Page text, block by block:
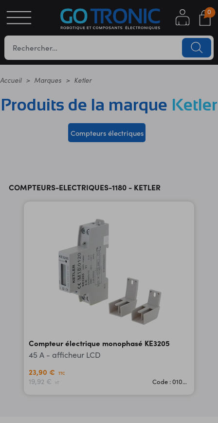
0
Accueil Marques Ketler
Produits de la marque Ketler
Compteurs électriques
COMPTEURS-ELECTRIQUES-1180 - KETLER
Compteur électrique monophasé KE3205
45 A - afficheur LCD
23,90 €
TTC
19,92 € HT Code : 01029